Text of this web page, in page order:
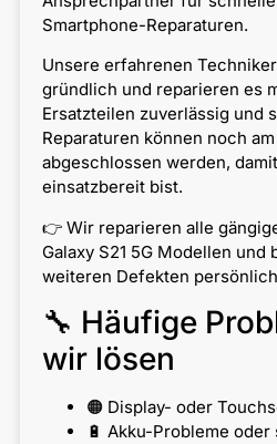
Smartphone-Reparaturen.
Unsere erfahrenen
gründlich und reparieren es
Ersatzteilen zuverlässig und
Reparaturen können noch
abgeschlossen werden,
einsatzbereit bist.
👉 Wir reparieren alle
Galaxy S21 5G Modellen
weiteren Defekten
🔧 Häufige
wir lösen
🟠 Display- oder
🔋 Akku-Probleme